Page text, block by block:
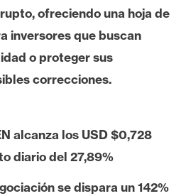
ofreciendo una hoja de
inversores que buscan
o proteger sus
correcciones.
alcanza los USD $0,728
diario del 27,89%
se dispara un 142%